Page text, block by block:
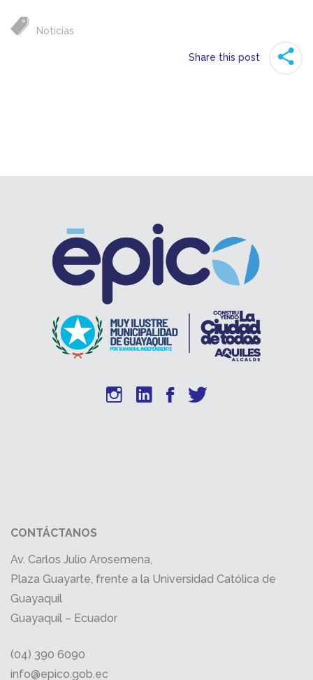
Noticias
Share this post
CONTÁCTANOS
Av. Carlos Julio Arosemena,
Plaza Guayarte, frente a la Universidad Católica de
Guayaquil
Guayaquil – Ecuador
(04) 390 6090
info@epico.gob.ec